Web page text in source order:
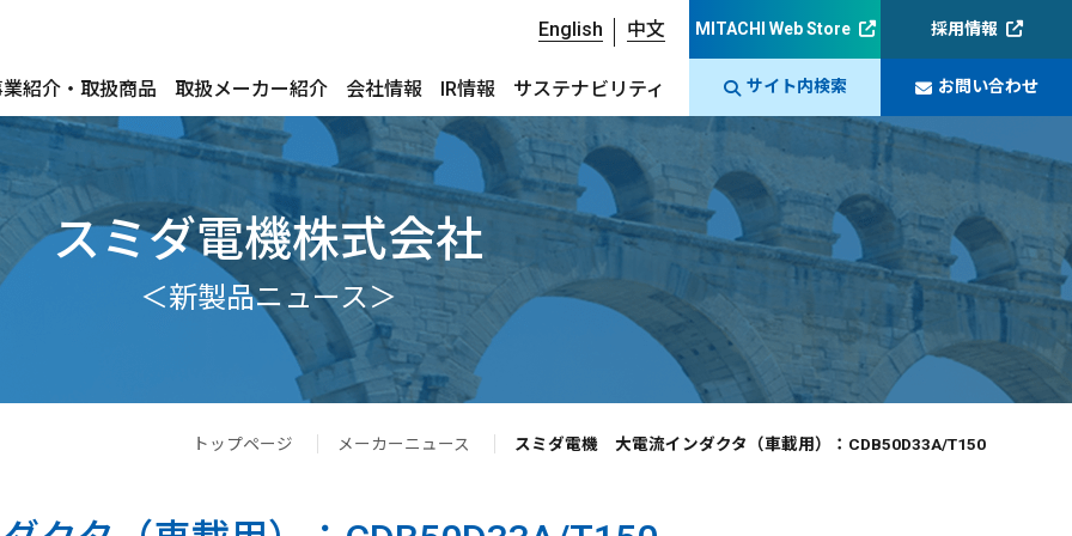
English 中文
紹介・取扱商品 取扱メーカー紹介 会社情報 IR情報 サステナビリティ
MITACHI Web Store 採用情報
サイト内検索 お問い合わせ
スミダ電機株式会社
＜新製品ニュース＞
トップページ メーカーニュース スミダ電機 大電流インダクタ（車載用）：CDB50D33A/T150